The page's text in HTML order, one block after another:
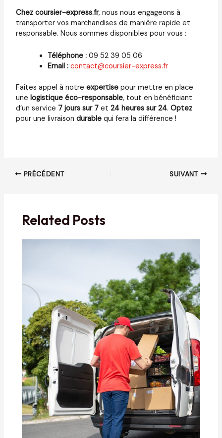
Chez coursier-express.fr, nous nous engageons à
transporter vos marchandises de manière rapide et
responsable. Nous sommes disponibles pour vous :
Téléphone :09 52 39 05 06
Email : contact@coursier-express.fr
Faites appel à notre expertisepour mettre en place
une logistique éco-responsable, tout en bénéficiant
d’un service 7 jours sur 7et 24 heures sur 24. Optez
pour une livraison durablequi fera la différence !
NavigationPRÉCÉDENT SUIVANT
Related Posts